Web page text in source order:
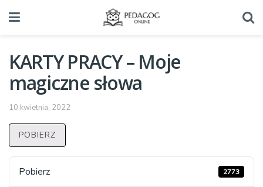
KARTY PRACY – Moje
magiczne słowa
10 kwietnia, 2022
POBIERZ
Pobierz 2773